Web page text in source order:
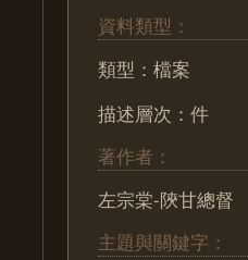
資料類型：
類型：檔案
描述層次：件
著作者：
左宗棠-陝甘總督
主題與關鍵字：